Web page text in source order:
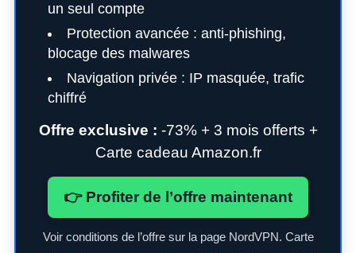
un seul compte
Protection avancée : anti-phishing,
blocage des malwares
Navigation privée : IP masquée, trafic
chiffré
Offre exclusive : -73% + 3 mois offerts +
Carte cadeau Amazon.fr
👉 Profiter de l’offre maintenant
Voir conditions de l’offre sur la page NordVPN. Carte